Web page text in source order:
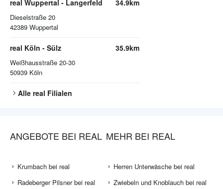
real Wuppertal - Langerfeld
Dieselstraße 20
42389 Wuppertal
34.9km
real Köln - Sülz
Weißhausstraße 20-30
50939 Köln
35.9km
Alle real Filialen
ANGEBOTE BEI REAL
Krumbach bei real
Radeberger Pilsner bei real
MEHR BEI REAL
Herren Unterwäsche bei real
Zwiebeln und Knoblauch bei real